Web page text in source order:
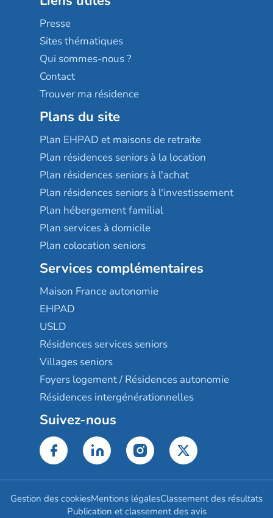
Sérénys
Résidences services Villa Médicis
Presse
Sites thématiques
Qui sommes-nous ?
Contact
Trouver ma résidence
Plans du site
Plan EHPAD et maisons de retraite
Plan résidences seniors à la location
Plan résidences seniors à l'achat
Plan résidences seniors à l'investissement
Plan hébergement familial
Plan services à domicile
Plan colocation seniors
Services complémentaires
Maison France autonomie
EHPAD
USLD
Résidences services seniors
Villages seniors
Foyers logement / Résidences autonomie
Résidences intergénérationnelles
Suivez-nous
Gestion des cookiesMentions légalesClassement des résultats
Publication et classement des avis